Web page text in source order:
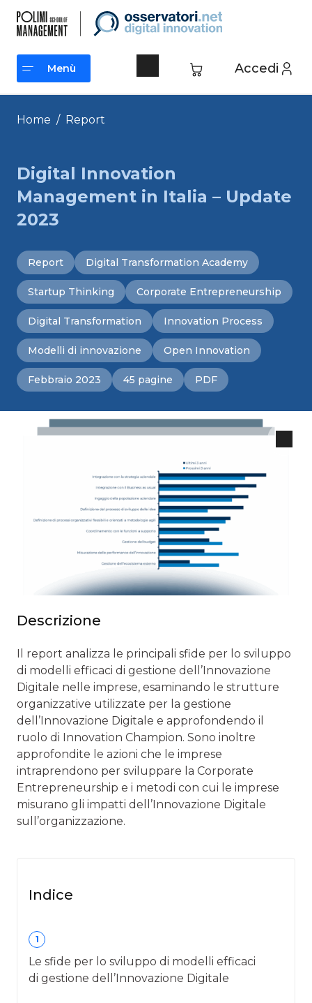
contenuto
Accedi
Menù
Menù
Home / Report
Digital Innovation
Management in Italia – Update
2023
Report Digital Transformation Academy
Startup Thinking Corporate Entrepreneurship
Digital Transformation Innovation Process
Modelli di innovazione Open Innovation
Febbraio 2023 45 pagine PDF
Descrizione
Il report analizza le principali sfide per lo sviluppo
di modelli efficaci di gestione dell’Innovazione
Digitale nelle imprese, esaminando le strutture
organizzative utilizzate per la gestione
dell’Innovazione Digitale e approfondendo il
ruolo di Innovation Champion. Sono inoltre
approfondite le azioni che le imprese
intraprendono per sviluppare la Corporate
Entrepreneurship e i metodi con cui le imprese
misurano gli impatti dell’Innovazione Digitale
sull’organizzazione.
Indice
1
Le sfide per lo sviluppo di modelli efficaci
di gestione dell’Innovazione Digitale